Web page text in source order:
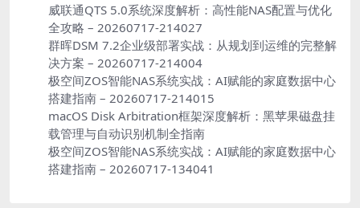
威联通QTS 5.0系统深度解析：高性能NAS配置与优化
全攻略 – 20260717-214027
群晖DSM 7.2企业级部署实战：从规划到运维的完整解
决方案 – 20260717-214004
极空间ZOS智能NAS系统实战：AI赋能的家庭数据中心
搭建指南 – 20260717-214015
macOS Disk Arbitration框架深度解析：黑苹果磁盘挂
载管理与自动识别机制全指南
极空间ZOS智能NAS系统实战：AI赋能的家庭数据中心
搭建指南 – 20260717-134041